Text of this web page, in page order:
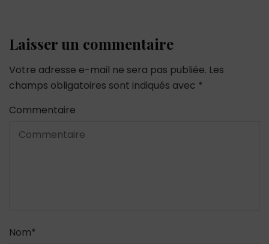
Laisser un commentaire
Votre adresse e-mail ne sera pas publiée. Les
champs obligatoires sont indiqués avec *
Commentaire
Nom*